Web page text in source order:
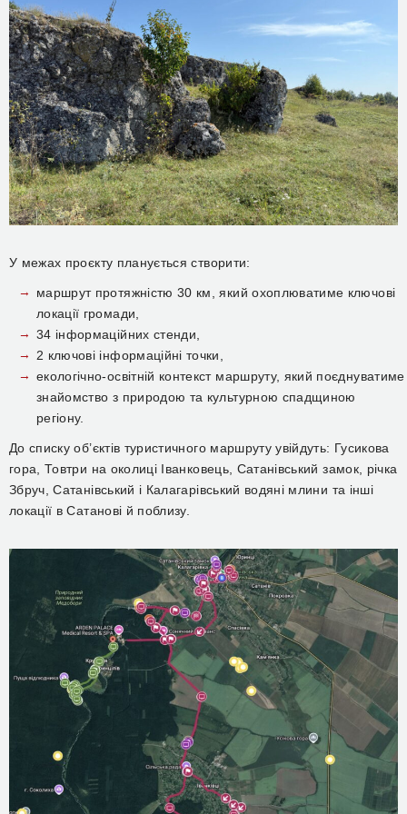
У межах проєкту планується створити:
маршрут протяжністю 30 км, який охоплюватиме ключові
локації громади,
34 інформаційних стенди,
2 ключові інформаційні точки,
екологічно-освітній контекст маршруту, який поєднуватиме
знайомство з природою та культурною спадщиною
регіону.
До списку об’єктів туристичного маршруту увійдуть: Гусикова
гора, Товтри на околиці Іванковець, Сатанівський замок, річка
Збруч, Сатанівський і Калагарівський водяні млини та інші
локації в Сатанові й поблизу.